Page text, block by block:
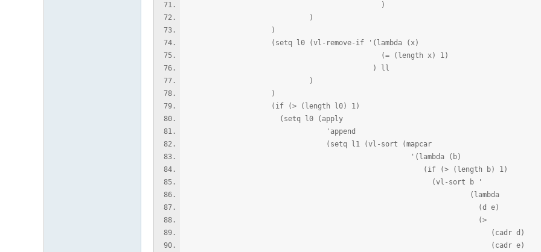
)
)
)
(setq l0 (vl-remove-if '(lambda (x)
(= (length x) 1)
) ll
)
)
(if (> (length l0) 1)
(setq l0 (apply
'append
(setq l1 (vl-sort (mapcar
'(lambda (b)
(if (> (length b) 1)
(vl-sort b '
(lambda
(d e)
(>
(cadr d)
(cadr e)